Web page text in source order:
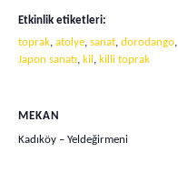
Etkinlik etiketleri:
toprak, atolye, sanat, dorodango,
Japon sanatı, kil , killi toprak
MEKAN
Kadıköy – Yeldeğirmeni